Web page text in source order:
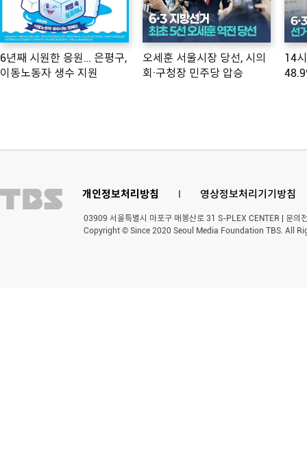
6년째 시원한 응원… 은평구,
이동노동자 생수 지원
오세훈 서울시장 당선, 시의
회·구청장 민주당 압승
14
개인정보처리방침 영상정보처리기기방침
03909 서울특별시 마포구 매봉산로 31 S-PLEX CENTER | 문
Copyright © Since 2020 Seoul Media Foundation TBS. All